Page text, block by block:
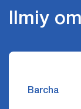
Ilmiy
Barcha